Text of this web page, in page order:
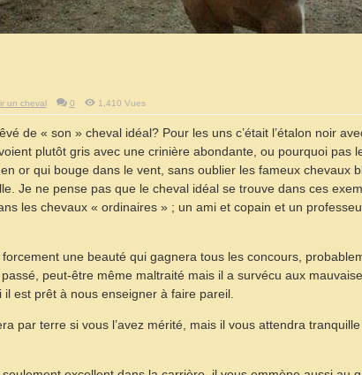
un cheval 0 1,410 Vues
de « son » cheval idéal? Pour les uns c’était l’étalon noir
plutôt gris avec une crinière abondante, ou pourquoi pas
or qui bouge dans le vent, sans oublier les fameux chevaux
Je ne pense pas que le cheval idéal se trouve dans ces
les chevaux « ordinaires » ; un ami et copain et un
forcement une beauté qui gagnera tous les concours,
peut-être même maltraité mais il a survécu aux
il est prêt à nous enseigner à faire pareil.
par terre si vous l’avez mérité, mais il vous attendra